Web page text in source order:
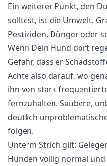
Ein weiterer Punkt, den
solltest, ist die Umwelt.
Pestiziden, Dünger oder
Wenn Dein Hund dort
Gefahr, dass er
Achte also darauf, wo
ihn von stark
fernzuhalten. Saubere,
deutlich
folgen.
Unterm Strich gilt:
Hunden völlig normal